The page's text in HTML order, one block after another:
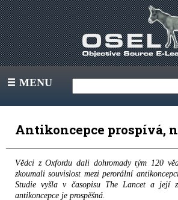
III MENU
Antikoncepce prospívá,
Vědci z Oxfordu dali dohromady tým 120
zkoumali souvislost mezi perorální
Studie vyšla v časopisu The Lancet a její
antikoncepce je prospěšná.